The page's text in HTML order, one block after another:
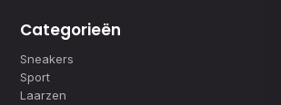
Categorieën
Sneakers
Sport
Laarzen